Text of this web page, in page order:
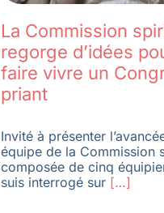
La Commission
regorge d’idées
faire vivre un
priant
Invité à présenter
équipe de la Commission
composée de cinq
suis interrogé sur[…]